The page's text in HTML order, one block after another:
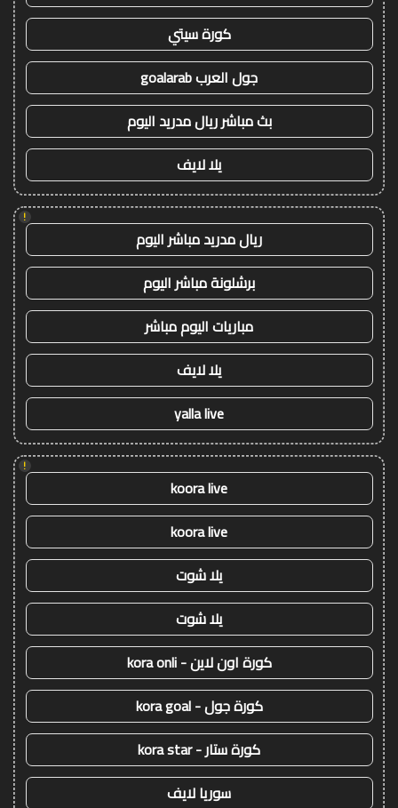
كورة سيتي
جول العرب goalarab
بث مباشر ريال مدريد اليوم
يلا لايف
!
ريال مدريد مباشر اليوم
برشلونة مباشر اليوم
مباريات اليوم مباشر
يلا لايف
yalla live
!
koora live
koora live
يلا شوت
يلا شوت
كورة اون لاين - kora onli
كورة جول - kora goal
كورة ستار - kora star
سوريا لايف